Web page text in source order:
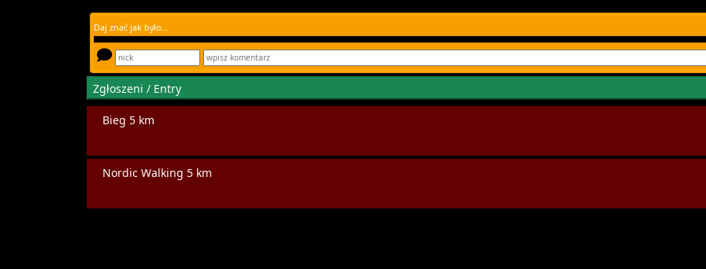
Daj znać jak było...
Zgłoszeni / Entry
Bieg 5 km
Nordic Walking 5 km